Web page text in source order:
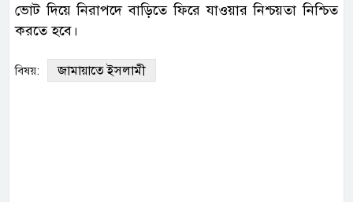
ভোট দিয়ে নিরাপদে বাড়িতে ফিরে যাওয়ার নিশ্চয়তা নিশ্চিত
করতে হবে।
বিষয়: জামায়াতে ইসলামী